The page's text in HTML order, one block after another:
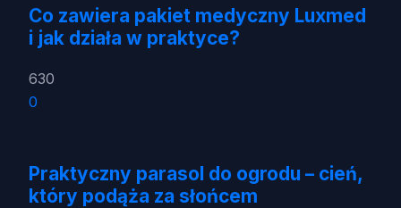
Co zawiera pakiet medyczny Luxmed
i jak działa w praktyce?
630
0
Praktyczny parasol do ogrodu – cień,
który podąża za słońcem